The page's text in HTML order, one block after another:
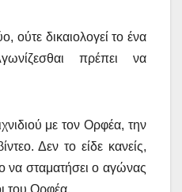
ούτε δικαιολογεί το ένα
πρέπει να
με τον Ορφέα, την
Δεν το είδε κανείς,
να σταματήσει ο αγώνας